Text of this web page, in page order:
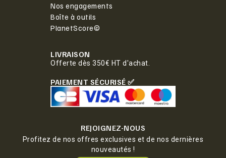
Nos engagements
Boîte à outils
PlanetScore©
LIVRAISON
Offerte dès 350€ HT d'achat.
PAIEMENT SÉCURISÉ ✅
REJOIGNEZ-NOUS
Profitez de nos offres exclusives et de nos dernières
nouveautés !